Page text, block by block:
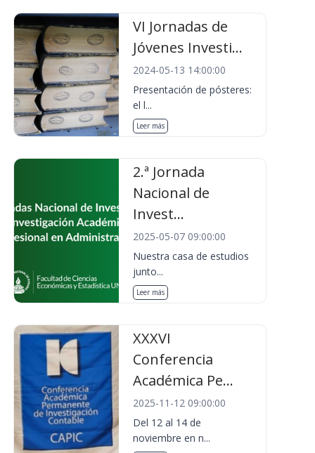
VI Jornadas de
Jóvenes Investi...
2024-05-13 14:00:00
Presentación de pósteres:
el l...
Leer más
2.ª Jornada
Nacional de
Invest...
2025-05-07 09:00:00
Nuestra casa de estudios
junto...
Leer más
XXXVI
Conferencia
Académica Pe...
2025-11-12 09:00:00
Del 12 al 14 de
noviembre en n...